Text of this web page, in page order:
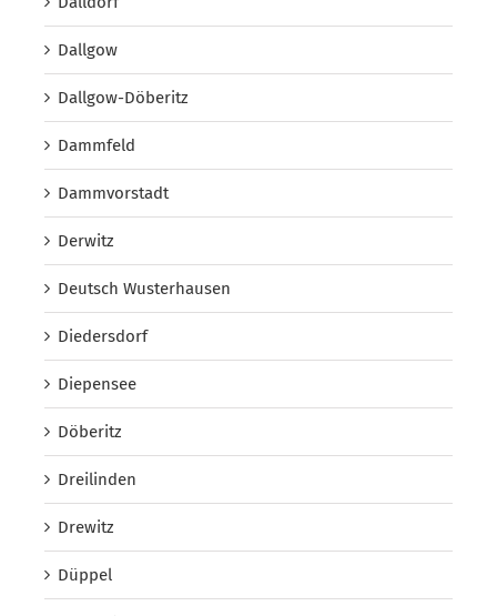
Dallgow
Dallgow-Döberitz
Dammfeld
Dammvorstadt
Derwitz
Deutsch Wusterhausen
Diedersdorf
Diepensee
Döberitz
Dreilinden
Drewitz
Düppel